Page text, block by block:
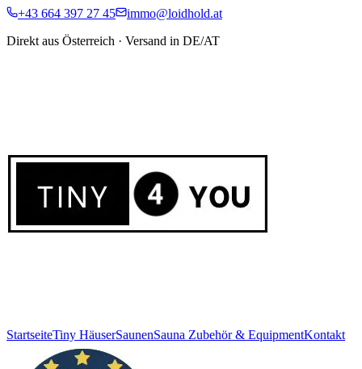
+43 664 397 27 45
immo@loidhold.at
Direkt aus Österreich · Versand in DE/AT
StartseiteTiny HäuserSaunenSauna Zubehör & EquipmentKontakt